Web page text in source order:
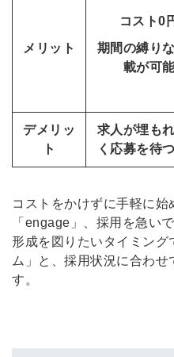
メリット
コスト0
期間の縛り
載が可
デメリッ
ト
求人が埋も
く応募を待
コストをかけずに手軽に始
「engage」、採用を急い
形成を図りたいタイミング
ム」と、採用状況に合わ
す。